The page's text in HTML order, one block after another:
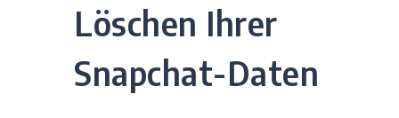
Löschen Ihrer
Snapchat-Daten